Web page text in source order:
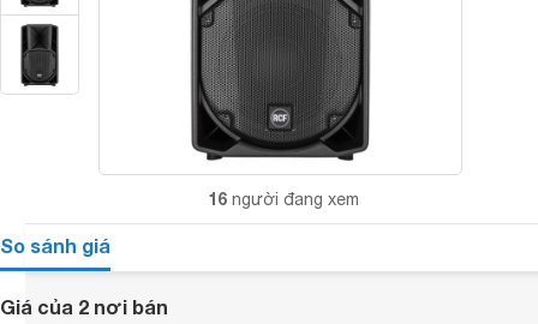
16 người đang xem
So sánh giá
Giá của 2 nơi bán